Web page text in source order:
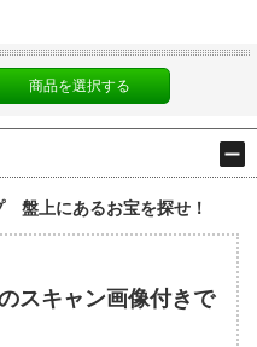
商品を選択する
盤上にあるお宝を探せ！
スキャン画像付きで